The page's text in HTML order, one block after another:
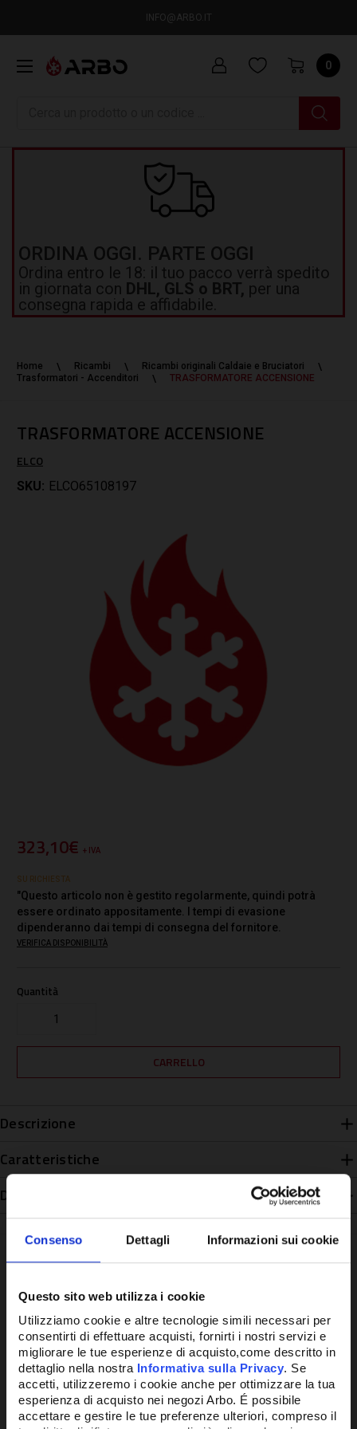
Consenso Dettagli Informazioni sui cookie
Questo sito web utilizza i cookie
Utilizziamo cookie e altre tecnologie simili necessari per
consentirti di effettuare acquisti, fornirti i nostri servizi e
migliorare le tue esperienze di acquisto,come descritto in
dettaglio nella nostra Informativa sulla Privacy. Se
accetti, utilizzeremo i cookie anche per ottimizzare la tua
esperienza di acquisto nei negozi Arbo. É possibile
accettare e gestire le tue preferenze ulteriori, compreso il
INFO@ARBO.IT
0
ORDINA OGGI. PARTE OGGI
Ordina entro le 18: il tuo pacco verrà spedito
in giornata con DHL, GLS o BRT, per una
consegna rapida e affidabile.
Home Ricambi
Ricambi originali Caldaie e Bruciatori
Trasformatori - Accenditori
TRASFORMATORE ACCENSIONE
TRASFORMATORE ACCENSIONE
ELCO
SKU: ELCO65108197
323,10€ + IVA
SU RICHIESTA
"Questo articolo non è gestito regolarmente, quindi potrà
essere ordinato appositamente. I tempi di evasione
dipenderanno dai tempi di consegna del fornitore.
VERIFICA DISPONIBILITÀ
Quantità
Descrizione
Caratteristiche
Disponibilità
Potrebbe anche interessarti